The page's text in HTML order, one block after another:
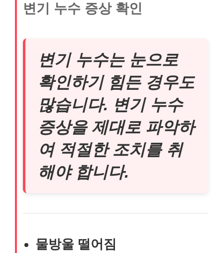
변기 누수 증상 확인
변기 누수는 눈으로
확인하기 힘든 경우도
많습니다. 변기 누수
증상을 제대로 파악하
여 적절한 조치를 취
해야 합니다.
물방울 떨어짐